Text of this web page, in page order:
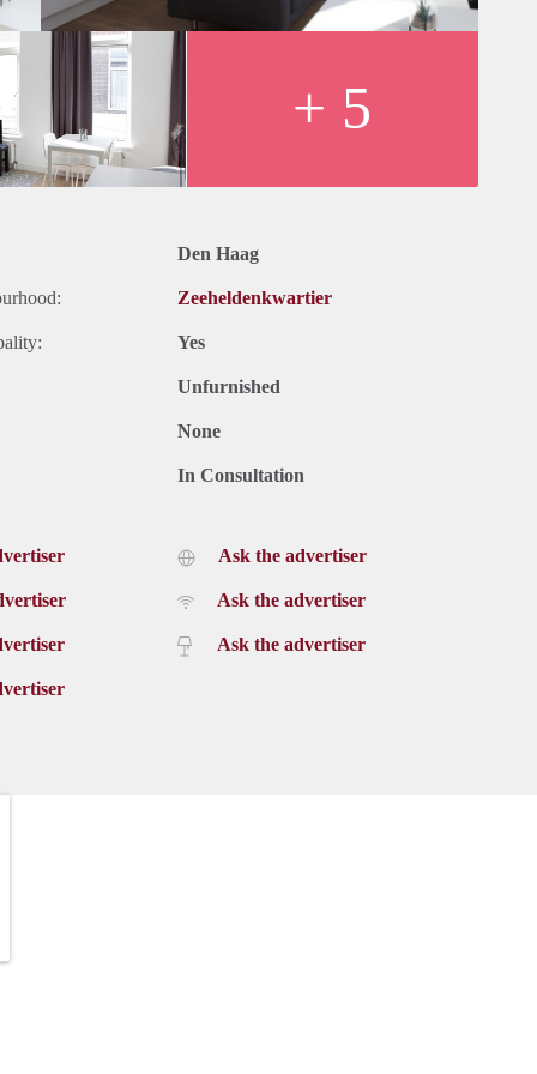
Jugendstil architectuur. In de Prins Hendrikstraat,
zijn de meeste voorzieningen gelegen. Hier vind je niet
gezellige cafés, galeries, kledingzaakjes en trendy
je zo naar de binnenstad. De ondernemers en bewoners in
de Zeeheldenmarkt en het Zeeheldenfestival.Verborgen in
voor als je wilt ontsnappen aan de drukte van de stad.
of je gaat lekker picknicken of wandelen in de
+ 5
Den Haag
Zeeheldenkwartier
Yes
Unfurnished
None
In Consultation
Ask the advertiser
Ask the advertiser
Ask the advertiser